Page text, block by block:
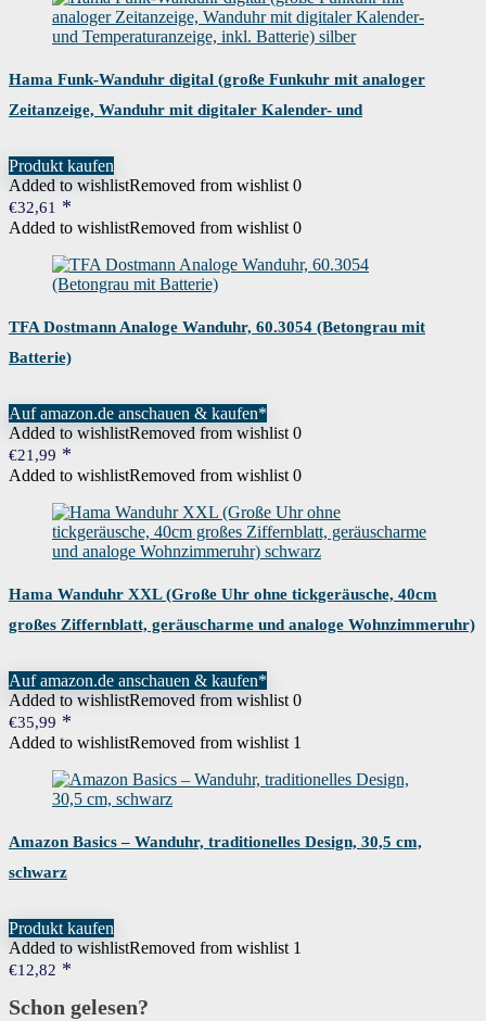
Hama Funk-Wanduhr digital (große Funkuhr mit analoger
Zeitanzeige, Wanduhr mit digitaler Kalender- und
Produkt kaufen
Added to wishlistRemoved from wishlist 0
€32,61
Added to wishlistRemoved from wishlist 0
TFA Dostmann Analoge Wanduhr, 60.3054 (Betongrau mit
Batterie)
Auf amazon.de anschauen & kaufen*
Added to wishlistRemoved from wishlist 0
€21,99
Added to wishlistRemoved from wishlist 0
Hama Wanduhr XXL (Große Uhr ohne tickgeräusche, 40cm
großes Ziffernblatt, geräuscharme und analoge Wohnzimmeruhr)
Auf amazon.de anschauen & kaufen*
Added to wishlistRemoved from wishlist 0
€35,99
Added to wishlistRemoved from wishlist 1
Amazon Basics – Wanduhr, traditionelles Design, 30,5 cm,
schwarz
Produkt kaufen
Added to wishlistRemoved from wishlist 1
€12,82
Schon gelesen?